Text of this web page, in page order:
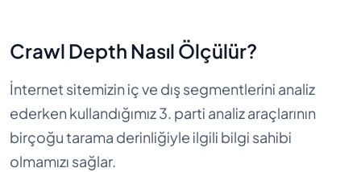
Crawl Depth Nasıl Ölçülür?
İnternet sitemizin iç ve dış segmentlerini analiz
ederken kullandığımız 3. parti analiz araçlarının
birçoğu tarama derinliğiyle ilgili bilgi sahibi
olmamızı sağlar.